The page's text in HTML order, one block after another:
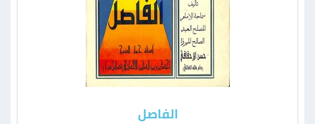
الفاصل